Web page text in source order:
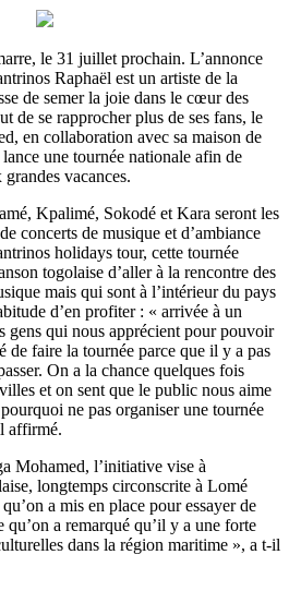
le 31 juillet prochain. L’annonce
Raphaël est un artiste de la
de semer la joie dans le cœur des
de se rapprocher plus de ses fans, le
en collaboration avec sa maison de
une tournée nationale afin de
vacances.
Kpalimé, Sokodé et Kara seront les
concerts de musique et d’ambiance
holidays tour, cette tournée
togolaise d’aller à la rencontre des
mais qui sont à l’intérieur du pays
d’en profiter : « arrivée à un
gens qui nous apprécient pour pouvoir
de faire la tournée parce que il y a pas
On a la chance quelques fois
et on sent que le public nous aime
ne pas organiser une tournée
affirmé.
Mohamed, l’initiative vise à
longtemps circonscrite à Lomé
a mis en place pour essayer de
qu’on a remarqué qu’il y a une forte
dans la région maritime », a t-il